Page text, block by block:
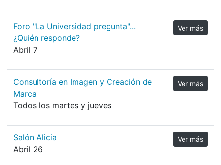
Foro "La Universidad pregunta"...
¿Quién responde?
Abril 7
Ver más
Consultoría en Imagen y Creación de
Marca
Todos los martes y jueves
Ver más
Salón Alicia
Abril 26
Ver más